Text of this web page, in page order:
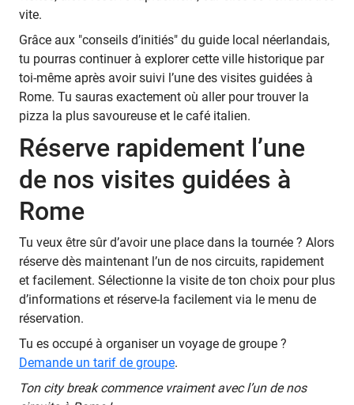
vite.
Grâce aux "conseils d’initiés" du guide local néerlandais,
tu pourras continuer à explorer cette ville historique par
toi-même après avoir suivi l’une des visites guidées à
Rome. Tu sauras exactement où aller pour trouver la
pizza la plus savoureuse et le café italien.
Réserve rapidement l’une
de nos visites guidées à
Rome
Tu veux être sûr d’avoir une place dans la tournée ? Alors
réserve dès maintenant l’un de nos circuits, rapidement
et facilement. Sélectionne la visite de ton choix pour plus
d’informations et réserve-la facilement via le menu de
réservation.
Tu es occupé à organiser un voyage de groupe ?
Demande un tarif de groupe.
Ton city break commence vraiment avec l’un de nos